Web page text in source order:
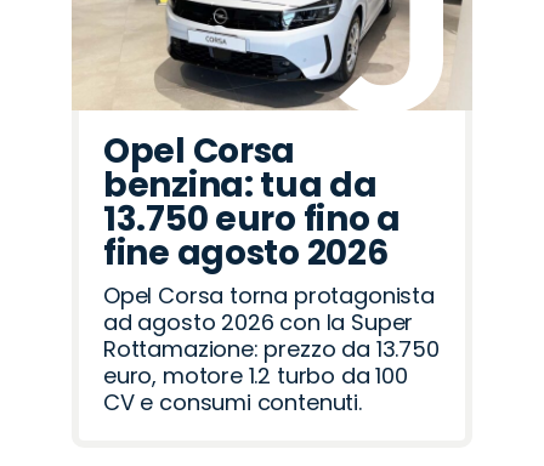
Opel Corsa
benzina: tua da
13.750 euro fino a
fine agosto 2026
Opel Corsa torna protagonista
ad agosto 2026 con la Super
Rottamazione: prezzo da 13.750
euro, motore 1.2 turbo da 100
CV e consumi contenuti.